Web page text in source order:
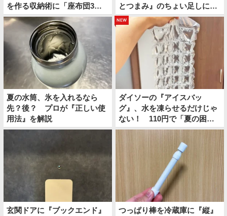
を作る収納術に「座布団3
枚！」
とつまみ』のちょい足しに
「夏にぴったり」「クセにな
る」
夏の水筒、氷を入れるなら
先？後？ プロが『正しい使
用法』を解説
new
ダイソーの『アイスバッ
グ』、水を凍らせるだけじゃ
ない！ 110円で「夏の困り
ごと」を解決
玄関ドアに『ブックエンド』
つっぱり棒を冷蔵庫に『縦』